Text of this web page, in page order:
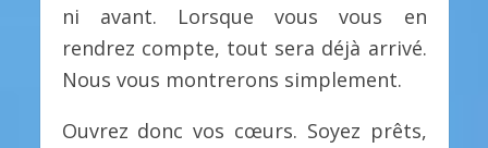
ni avant. Lorsque vous vous en
rendrez compte, tout sera déjà arrivé.
Nous vous montrerons simplement.
Ouvrez donc vos cœurs. Soyez prêts,